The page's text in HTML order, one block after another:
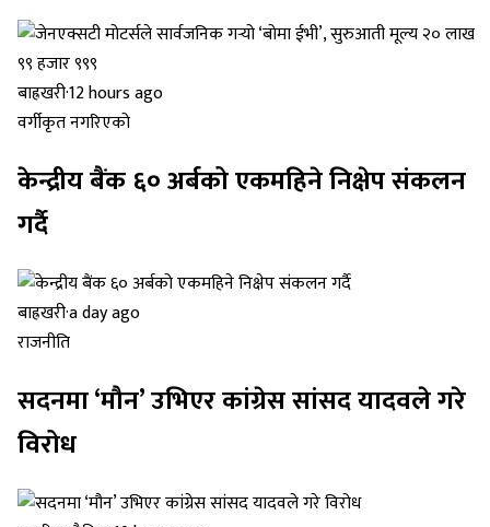
बाह्रखरी·12 hours ago
वर्गीकृत नगरिएको
केन्द्रीय बैंक ६० अर्बको एकमहिने निक्षेप संकलन
गर्दै
बाह्रखरी·a day ago
राजनीति
सदनमा ‘मौन’ उभिएर कांग्रेस सांसद यादवले गरे
विरोध